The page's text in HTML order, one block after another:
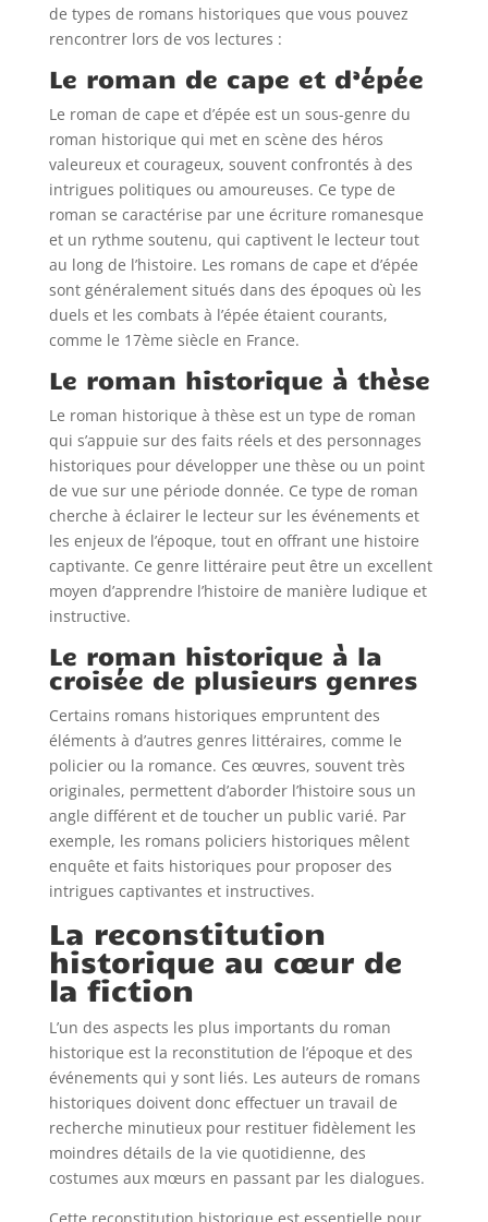
de types de romans historiques que vous pouvez
rencontrer lors de vos lectures :
Le roman de cape et d’épée
Le roman de cape et d’épée est un sous-genre du
roman historique qui met en scène des héros
valeureux et courageux, souvent confrontés à des
intrigues politiques ou amoureuses. Ce type de
roman se caractérise par une écriture romanesque
et un rythme soutenu, qui captivent le lecteur tout
au long de l’histoire. Les romans de cape et d’épée
sont généralement situés dans des époques où les
duels et les combats à l’épée étaient courants,
comme le 17ème siècle en France.
Le roman historique à thèse
Le roman historique à thèse est un type de roman
qui s’appuie sur des faits réels et des personnages
historiques pour développer une thèse ou un point
de vue sur une période donnée. Ce type de roman
cherche à éclairer le lecteur sur les événements et
les enjeux de l’époque, tout en offrant une histoire
captivante. Ce genre littéraire peut être un excellent
moyen d’apprendre l’histoire de manière ludique et
instructive.
Le roman historique à la
croisée de plusieurs genres
Certains romans historiques empruntent des
éléments à d’autres genres littéraires, comme le
policier ou la romance. Ces œuvres, souvent très
originales, permettent d’aborder l’histoire sous un
angle différent et de toucher un public varié. Par
exemple, les romans policiers historiques mêlent
enquête et faits historiques pour proposer des
intrigues captivantes et instructives.
La reconstitution
historique au cœur de
la fiction
L’un des aspects les plus importants du roman
historique est la reconstitution de l’époque et des
événements qui y sont liés. Les auteurs de romans
historiques doivent donc effectuer un travail de
recherche minutieux pour restituer fidèlement les
moindres détails de la vie quotidienne, des
costumes aux mœurs en passant par les dialogues.